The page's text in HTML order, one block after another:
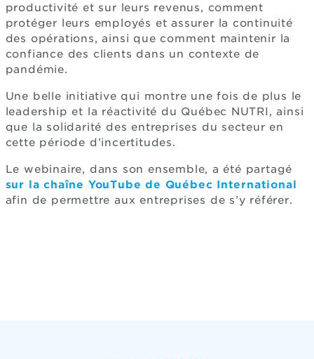
productivité et sur leurs revenus, comment
protéger leurs employés et assurer la continuité
des opérations, ainsi que comment maintenir la
confiance des clients dans un contexte de
pandémie.
Une belle initiative qui montre une fois de plus le
leadership et la réactivité du Québec NUTRI, ainsi
que la solidarité des entreprises du secteur en
cette période d’incertitudes.
Le webinaire, dans son ensemble, a été partagé
sur la chaîne YouTube de Québec International
afin de permettre aux entreprises de s’y référer.